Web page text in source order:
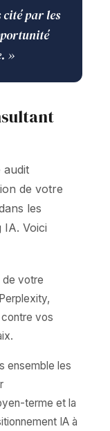
par les
»
audit
de votre
les
Voici
de votre
contre vos
ensemble les
terme et la
IA à